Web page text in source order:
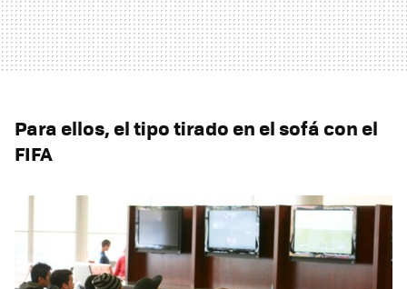
Para ellos, el tipo tirado en el sofá con el
FIFA